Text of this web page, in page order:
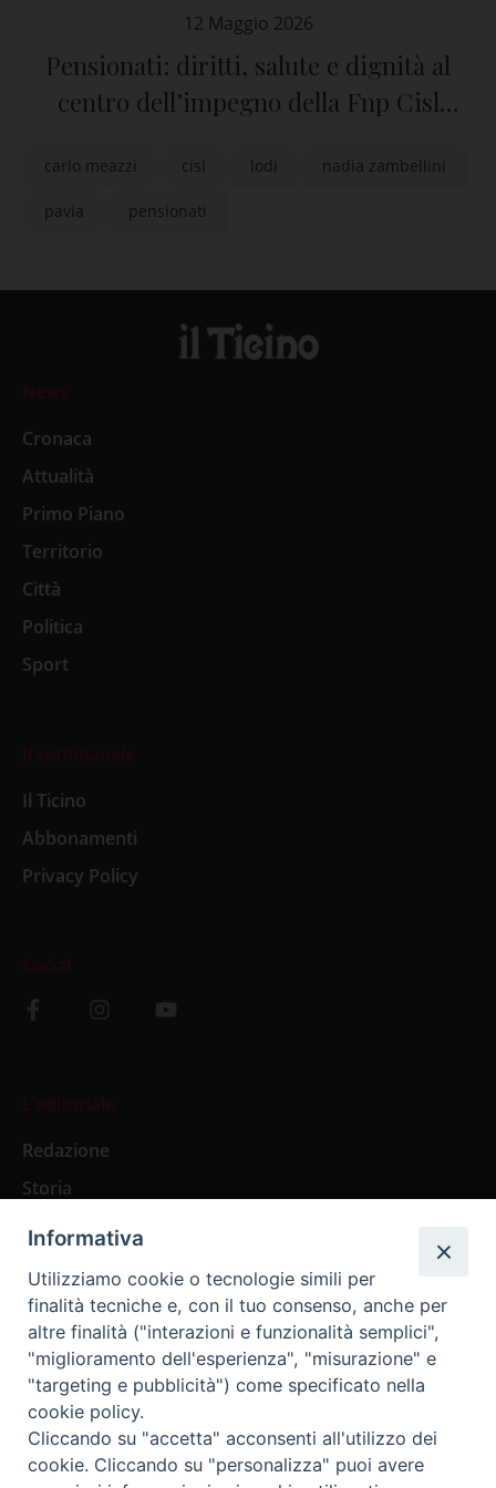
12 Maggio 2026
Pensionati: diritti, salute e dignità al
centro dell’impegno della Fnp Cisl
carlo meazzi cisl lodi nadia zambellini
pavia pensionati
News
Cronaca
Attualità
Primo Piano
Territorio
Città
Politica
Sport
Il settimanale
Il Ticino
Abbonamenti
Privacy Policy
Social
L’editoriale
Redazione
Storia
Abbonamenti
Abbonamento Annuale Digitale
Abbonamento Annuale Cartaceo
Abbonamento Singola Copia Digitale
Informativa
Utilizziamo cookie o tecnologie simili per
finalità tecniche e, con il tuo consenso, anche per
altre finalità ("interazioni e funzionalità semplici",
"miglioramento dell'esperienza", "misurazione" e
"targeting e pubblicità") come specificato nella
cookie policy.
Cliccando su "accetta" acconsenti all'utilizzo dei
cookie. Cliccando su "personalizza" puoi avere